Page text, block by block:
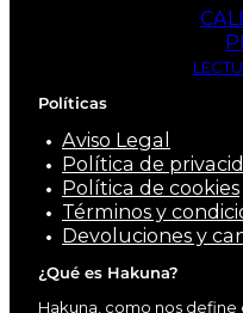
Políticas
Aviso Legal
Política de
Política de cookies
Términos y
Devoluciones y
¿Qué es Hakuna?
Hakuna, como nos define